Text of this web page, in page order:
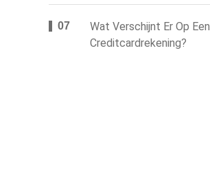
Wat Verschijnt Er Op Een
Creditcardrekening?